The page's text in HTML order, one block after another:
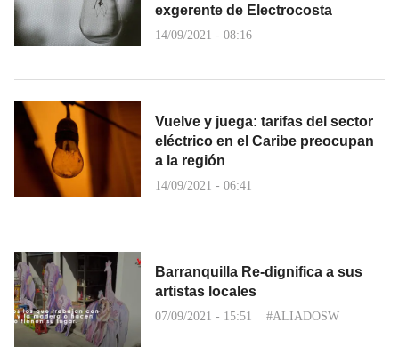
exgerente de Electrocosta
14/09/2021 - 08:16
Vuelve y juega: tarifas del sector
eléctrico en el Caribe preocupan
a la región
14/09/2021 - 06:41
Barranquilla Re-dignifica a sus
artistas locales
07/09/2021 - 15:51 #ALIADOSW